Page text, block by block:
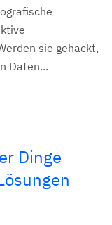
sie gehackt,
Daten...
Dinge